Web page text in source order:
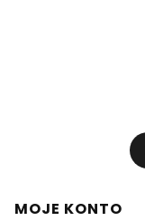
Linki w stopce
MOJE KONTO